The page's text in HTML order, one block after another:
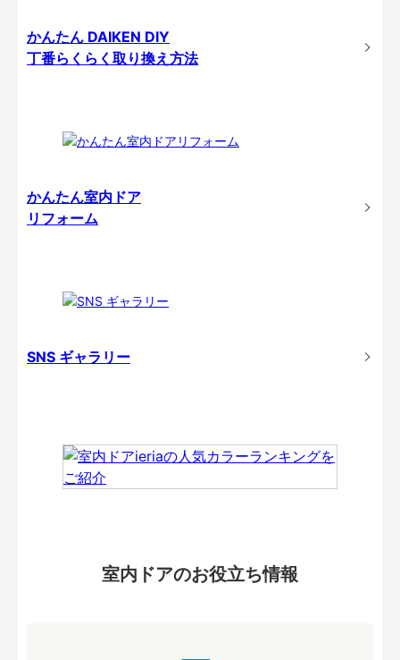
かんたん DAIKEN DIY
丁番らくらく取り換え方法
かんたん室内ドア
リフォーム
SNS ギャラリー
室内ドアのお役立ち情報